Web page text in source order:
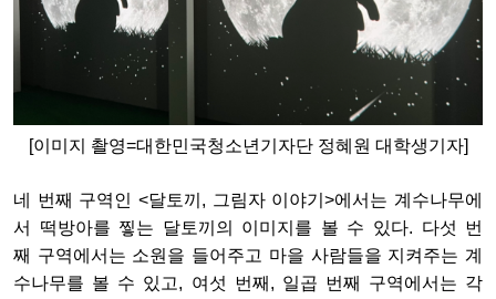
[이미지 촬영=대한민국청소년기자단 정혜원 대학생기자]
네 번째 구역인<달토끼 , 그림자 이야기>에서는 계수나무에
서
떡방아를 찧는 달토끼의 이미지를 볼 수 있다. 다섯 번
째 구역에서는 소원을 들어주고 마을 사람들을 지켜주는 계
수나무를 볼 수 있고, 여섯 번째 , 일곱 번째 구역에서는 각